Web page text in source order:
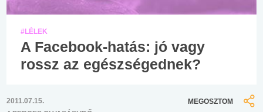
#LÉLEK
A Facebook-hatás: jó vagy
rossz az egészségednek?
2011.07.15.
MEGOSZTOM